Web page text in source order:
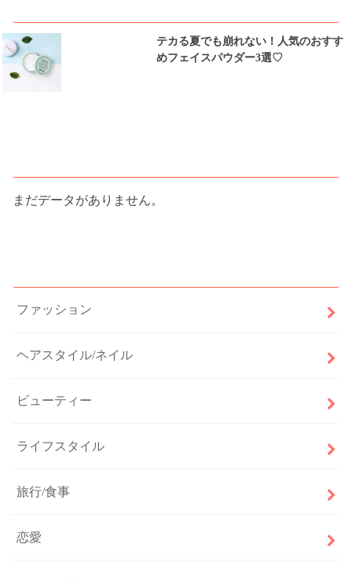
テカる夏でも崩れない！人気のおすす
めフェイスパウダー3選♡
まだデータがありません。
ファッション
ヘアスタイル/ネイル
ビューティー
ライフスタイル
旅行/食事
恋愛